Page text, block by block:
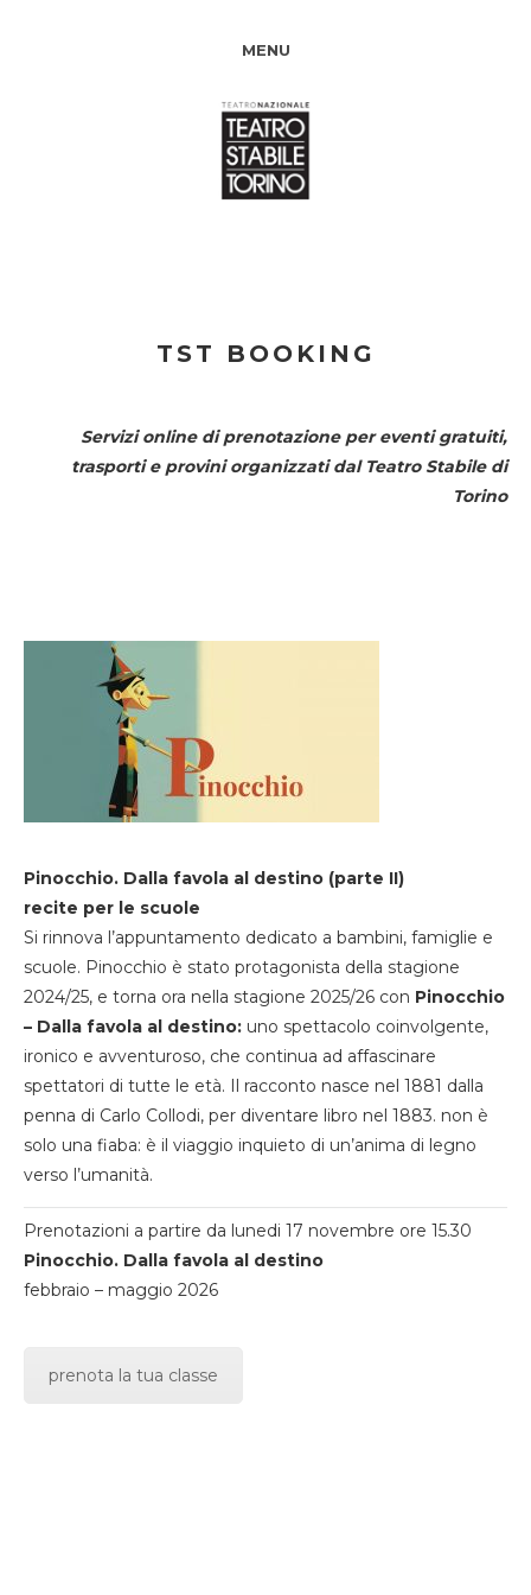
MENU
TST BOOKING
Servizi online di prenotazione per eventi gratuiti,
trasporti e provini organizzati dal Teatro Stabile di
Torino
Pinocchio. Dalla favola al destino (parte II)
recite per le scuole
Si rinnova l’appuntamento dedicato a bambini, famiglie e
scuole. Pinocchio è stato protagonista della stagione
2024/25, e torna ora nella stagione 2025/26 con Pinocchio
– Dalla favola al destino: uno spettacolo coinvolgente,
ironico e avventuroso, che continua ad affascinare
spettatori di tutte le età. Il racconto nasce nel 1881 dalla
penna di Carlo Collodi, per diventare libro nel 1883. non è
solo una fiaba: è il viaggio inquieto di un’anima di legno
verso l’umanità.
Prenotazioni a partire da lunedi 17 novembre ore 15.30
Pinocchio. Dalla favola al destino
febbraio – maggio 2026
prenota la tua classe